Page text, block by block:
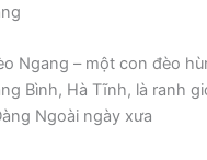
Ngang – một con đèo
Bình, Hà Tĩnh, là ranh
Ngoài ngày xưa